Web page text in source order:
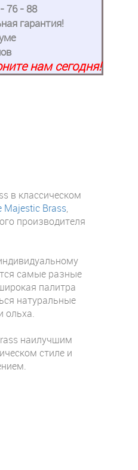
76 - 88
гарантия!
нам сегодня!
в классическом
Majestic Brass,
производителя
самые разные
палитра
натуральные
ольха.
наилучшим
стиле и